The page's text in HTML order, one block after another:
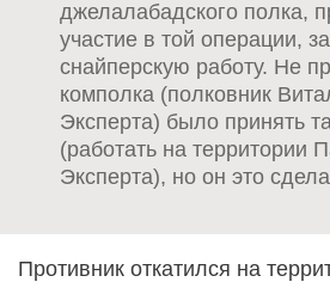
джелалабадского полка,
участие в той операции,
снайперскую работу. Не
комполка (полковник
Эксперта) было принять
(работать на территории
Эксперта), но он это
Противник откатился на